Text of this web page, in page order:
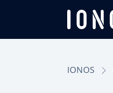
IONOS